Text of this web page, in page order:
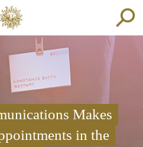
Makes
in the